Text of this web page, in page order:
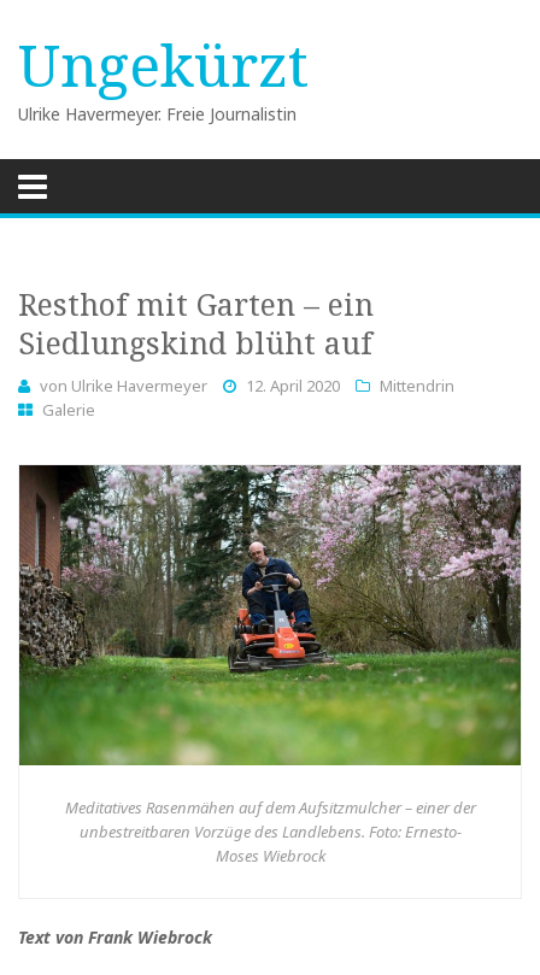
Ungekürzt
Ulrike Havermeyer. Freie Journalistin
Skip
to
content
Resthof mit Garten – ein
Siedlungskind blüht auf
von Ulrike Havermeyer 12. April 2020
Mittendrin
Galerie
Meditatives Rasenmähen auf dem Aufsitzmulcher – einer der
unbestreitbaren Vorzüge des Landlebens. Foto: Ernesto-
Moses Wiebrock
Text von Frank Wiebrock